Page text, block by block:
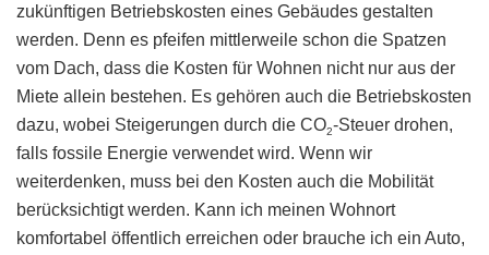
zukünftigen Betriebskosten eines Gebäudes gestalten
werden. Denn es pfeifen mittlerweile schon die Spatzen
vom Dach, dass die Kosten für Wohnen nicht nur aus der
Miete allein bestehen. Es gehören auch die Betriebskosten
dazu, wobei Steigerungen durch die CO2-Steuer drohen,
falls fossile Energie verwendet wird. Wenn wir
weiterdenken, muss bei den Kosten auch die Mobilität
berücksichtigt werden. Kann ich meinen Wohnort
komfortabel öffentlich erreichen oder brauche ich ein Auto,